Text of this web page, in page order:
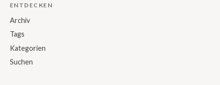
ENTDECKEN
Archiv
Tags
Kategorien
Suchen